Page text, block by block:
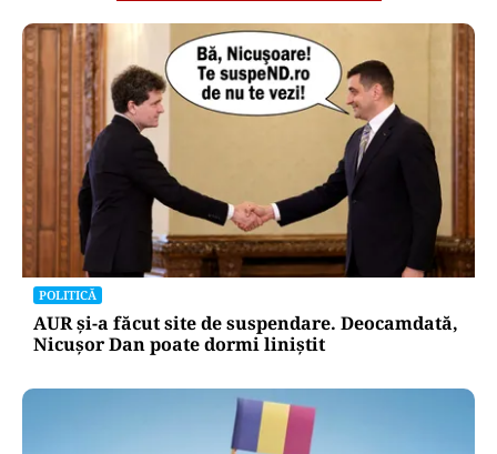
POLITICĂ
AUR și-a făcut site de suspendare. Deocamdată,
Nicușor Dan poate dormi liniștit